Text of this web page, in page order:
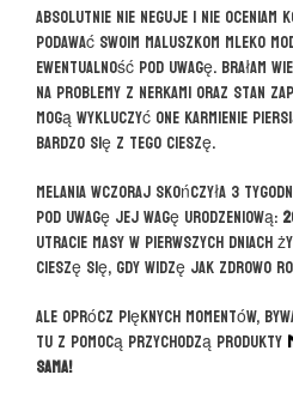
Absolutnie nie neguje i nie
podawać swoim maluszkom mleko
ewentualność pod uwagę. Brałam
na problemy z nerkami oraz stan
mogą wykluczyć one karmienie
bardzo się z tego cieszę.
Melania wczoraj skończyła 3
pod uwagę jej wagę urodzeniową:
utracie masy w pierwszych dniach
Cieszę się, gdy widzę jak zdrowo
Ale oprócz pięknych momentów,
tu z pomocą przychodzą produkty
sama!